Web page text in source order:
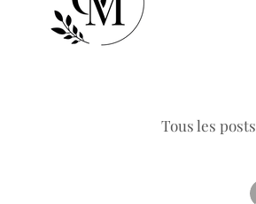
Tous les posts